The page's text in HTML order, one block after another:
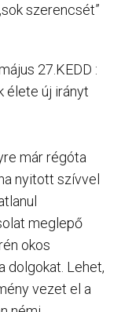
szerencsét”
27.KEDD :
élete új irányt
már régóta
nyitott szívvel
meglepő
okos
dolgokat. Lehet,
vezet el a